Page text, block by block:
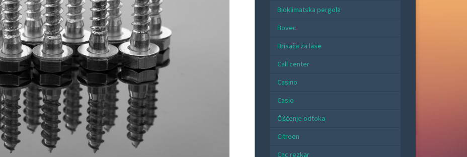
Bioklimatska pergola
Bovec
Brisača za lase
Call center
Casino
Casio
Čiščenje odtoka
Citroen
Cnc rezkar